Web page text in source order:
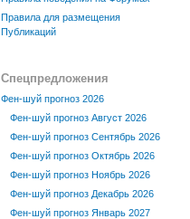
Правила для размещения
Публикаций
Спецпредложения
Фен-шуй прогноз 2026
Фен-шуй прогноз Август 2026
Фен-шуй прогноз Сентябрь 2026
Фен-шуй прогноз Октябрь 2026
Фен-шуй прогноз Ноябрь 2026
Фен-шуй прогноз Декабрь 2026
Фен-шуй прогноз Январь 2027